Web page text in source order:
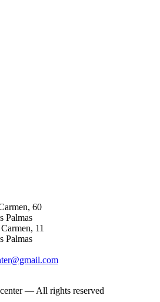
60
Palmas
11
Palmas
— All rights reserved